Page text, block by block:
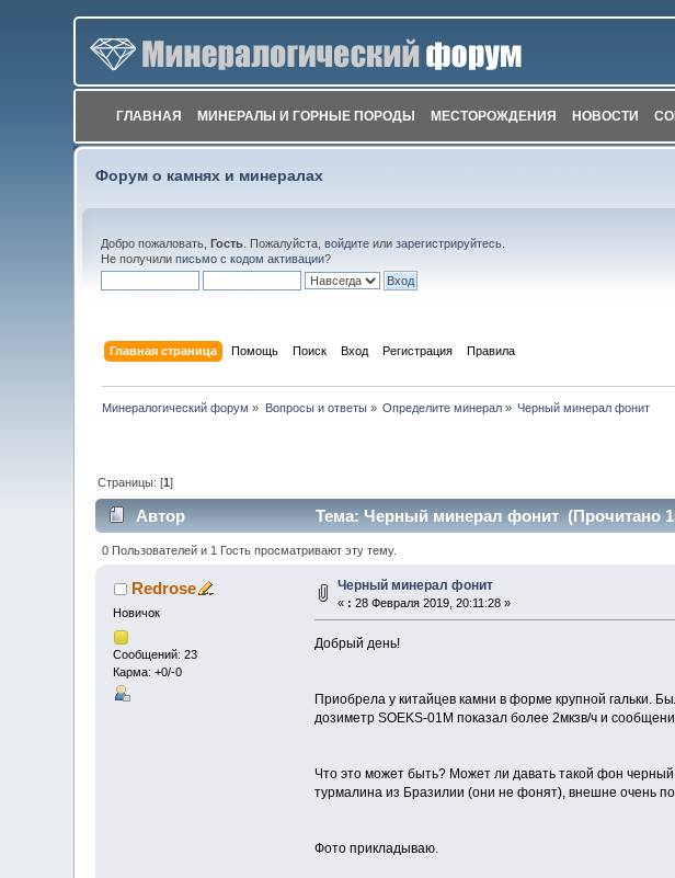
ГЛАВНАЯ МИНЕРАЛЫ И ГОРНЫЕ ПОРОДЫ МЕСТОРОЖДЕНИЯ НОВОСТИ
Форум о камнях и минералах
Добро пожаловать,Гость . Пожалуйста,войдите илизарегистрируйтесь
Не получилиписьмо с кодом активации?
Главная страница Помощь Поиск Вход Регистрация Правила
Минералогический форум » Вопросы и ответы» Определите минерал » Черный минерал фонит
Страницы: [1]
Автор Тема: Черный минерал фонит (Прочитано
0 Пользователей и 1 Гость просматривают эту тему.
Redrose
Новичок
Сообщений: 23
Карма: +0/-0
Черный минерал фонит
« : 28 Февраля 2019, 20:11:28 »
Добрый день!
Приобрела у китайцев камни в форме крупной гальки.
дозиметр SOEKS-01M показал более 2мкзв/ч и
Что это может быть? Может ли давать такой фон
турмалина из Бразилии (они не фонят), внешне очень
Фото прикладываю.